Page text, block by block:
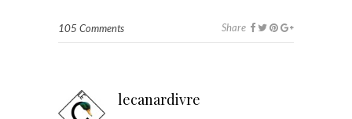
105 Comments Share
lecanardivre